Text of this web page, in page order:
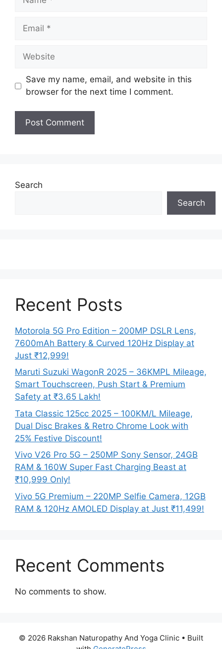
Email
Website
Save my name, email, and website in this
browser for the next time I comment.
Search
Search
Recent Posts
Motorola 5G Pro Edition – 200MP DSLR Lens,
7600mAh Battery & Curved 120Hz Display at
Just ₹12,999!
Maruti Suzuki WagonR 2025 – 36KMPL Mileage,
Smart Touchscreen, Push Start & Premium
Safety at ₹3.65 Lakh!
Tata Classic 125cc 2025 – 100KM/L Mileage,
Dual Disc Brakes & Retro Chrome Look with
25% Festive Discount!
Vivo V26 Pro 5G – 250MP Sony Sensor, 24GB
RAM & 160W Super Fast Charging Beast at
₹10,999 Only!
Vivo 5G Premium – 220MP Selfie Camera, 12GB
RAM & 120Hz AMOLED Display at Just ₹11,499!
Recent Comments
No comments to show.
© 2026 Rakshan Naturopathy And Yoga Clinic • Built